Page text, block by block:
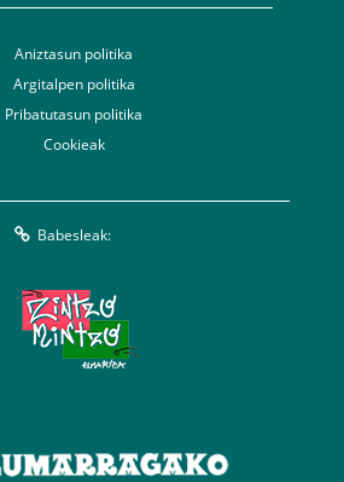
Aniztasun politika
Argitalpen politika
Pribatutasun politika
Cookieak
Babesleak: